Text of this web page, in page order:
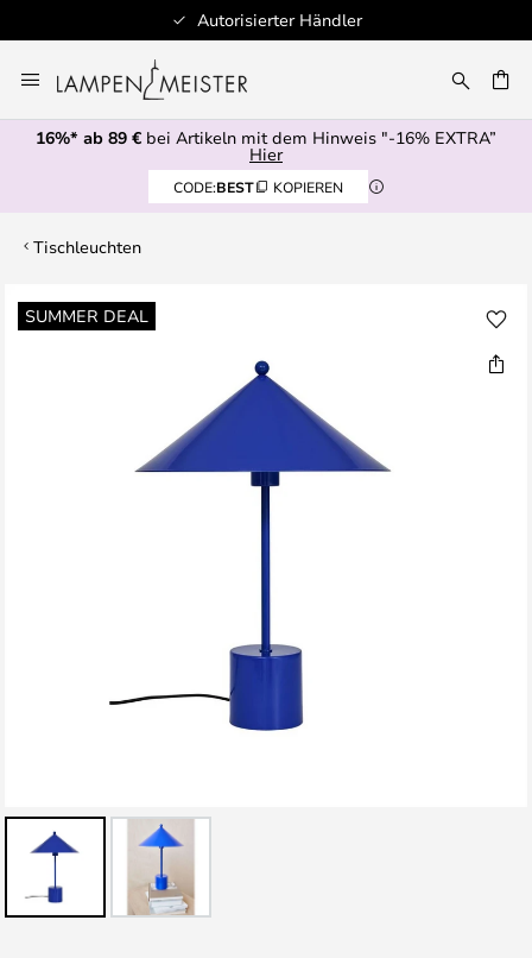
Autorisierter Händler
Inhalt
springen
16%* ab 89 € bei Artikeln mit dem Hinweis "-16% EXTRA”
Hier
CODE:BEST KOPIEREN
Tischleuchten
SUMMER DEAL
Zum
Ende